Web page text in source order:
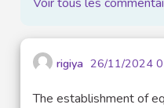
rigiya 26/11/2024
The establishment of